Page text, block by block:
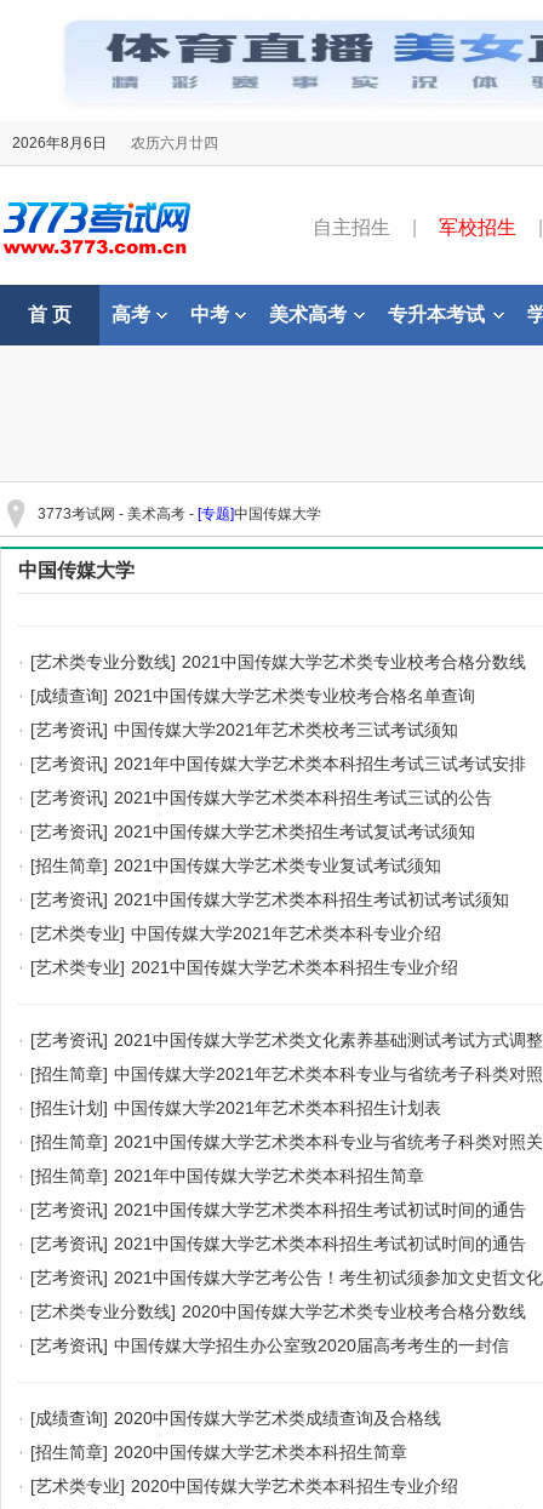
2026年8月6日 农历六月廿四
自主招生 军校招生
首 页 高考 中考 美术高考 专升本考试
3773考试网 - 美术高考 - [专题]中国传媒大学
中国传媒大学
· [艺术类专业分数线] 2021中国传媒大学艺术类专业校考合格分数线
· [成绩查询] 2021中国传媒大学艺术类专业校考合格名单查询
· [艺考资讯] 中国传媒大学2021年艺术类校考三试考试须知
· [艺考资讯] 2021年中国传媒大学艺术类本科招生考试三试考试安排
· [艺考资讯] 2021中国传媒大学艺术类本科招生考试三试的公告
· [艺考资讯] 2021中国传媒大学艺术类招生考试复试考试须知
· [招生简章] 2021中国传媒大学艺术类专业复试考试须知
· [艺考资讯] 2021中国传媒大学艺术类本科招生考试初试考试须知
· [艺术类专业] 中国传媒大学2021年艺术类本科专业介绍
· [艺术类专业] 2021中国传媒大学艺术类本科招生专业介绍
· [艺考资讯] 2021中国传媒大学艺术类文化素养基础测试考试方式调整
· [招生简章] 中国传媒大学2021年艺术类本科专业与省统考子科类对
· [招生计划] 中国传媒大学2021年艺术类本科招生计划表
· [招生简章] 2021中国传媒大学艺术类本科专业与省统考子科类对照
· [招生简章] 2021年中国传媒大学艺术类本科招生简章
· [艺考资讯] 2021中国传媒大学艺术类本科招生考试初试时间的通告
· [艺考资讯] 2021中国传媒大学艺术类本科招生考试初试时间的通告
· [艺考资讯] 2021中国传媒大学艺考公告！考生初试须参加文史哲文
· [艺术类专业分数线] 2020中国传媒大学艺术类专业校考合格分数线
· [艺考资讯] 中国传媒大学招生办公室致2020届高考考生的一封信
· [成绩查询] 2020中国传媒大学艺术类成绩查询及合格线
· [招生简章] 2020中国传媒大学艺术类本科招生简章
· [艺术类专业] 2020中国传媒大学艺术类本科招生专业介绍